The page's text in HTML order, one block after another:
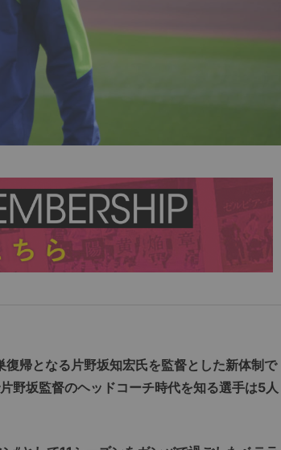
帰となる片野坂知宏氏を監督とした新体制で
野坂監督のヘッドコーチ時代を知る選手は5人